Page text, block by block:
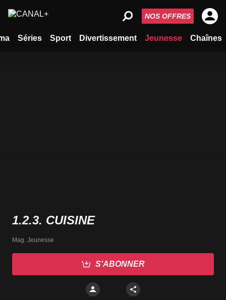
Séries Sport Divertissement Jeunesse Chaînes
NOS OFFRES
1.2.3. CUISINE
Mag. Jeunesse
S'ABONNER